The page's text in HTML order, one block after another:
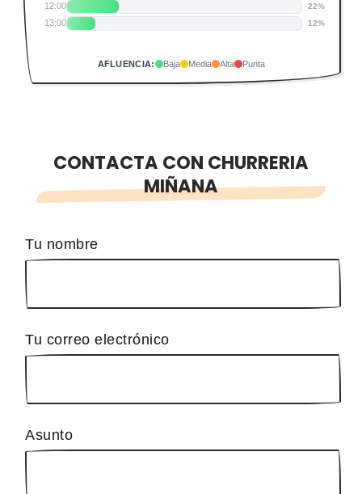
12:00 22%
13:00 12%
AFLUENCIA: Baja Media Alta Punta
CONTACTA CON CHURRERIA
MIÑANA
Tu nombre
Tu correo electrónico
Asunto